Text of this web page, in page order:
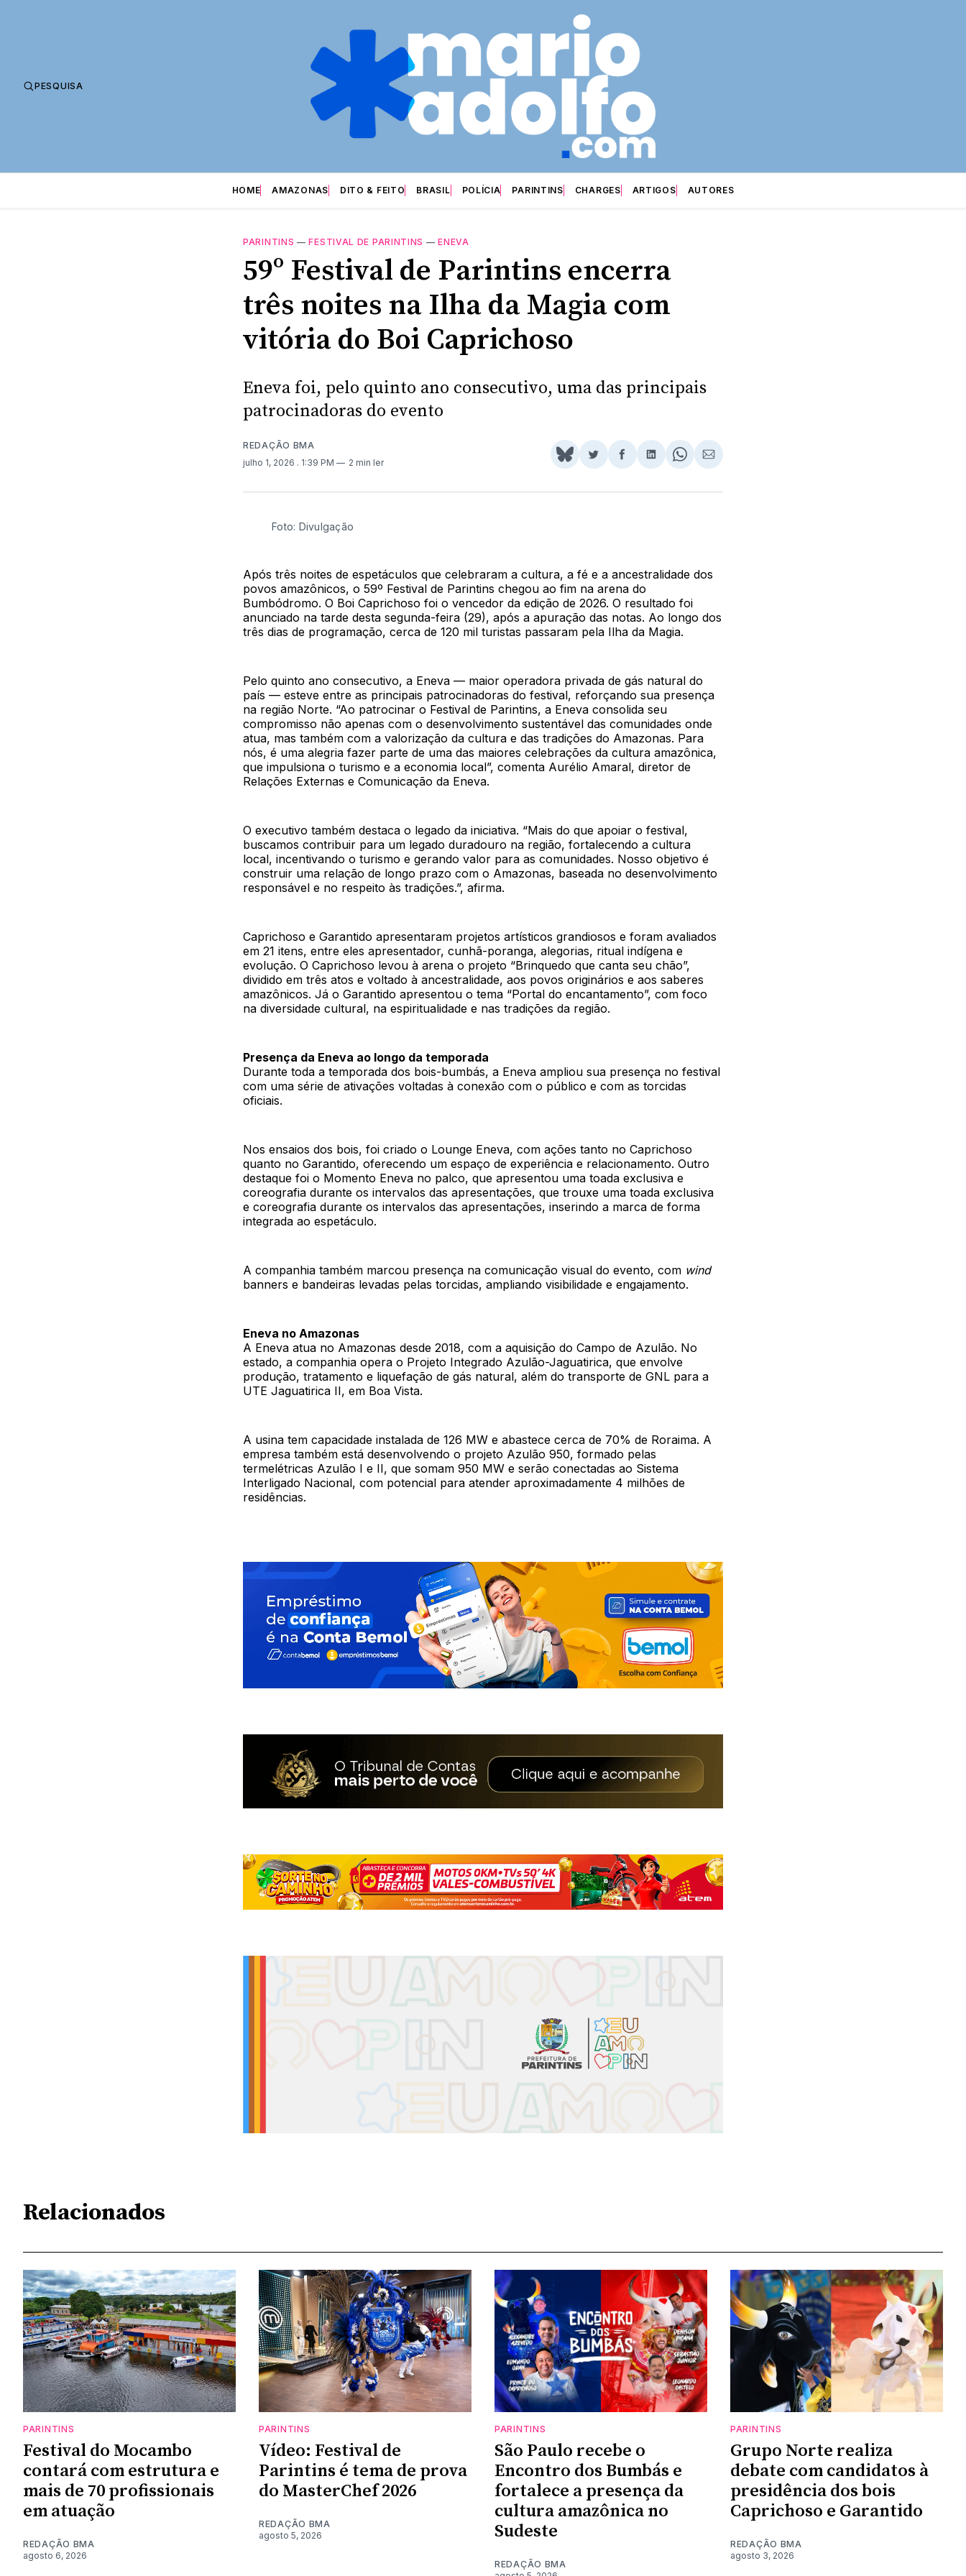
PESQUISA
HOME AMAZONAS DITO & FEITO BRASIL POLÍCIA PARINTINS CHARGES ARTIGOS AUTORES
PARINTINS —FESTIVAL DE PARINTINS —ENEVA
59º Festival de Parintins encerra
três noites na Ilha da Magia com
vitória do Boi Caprichoso
Eneva foi, pelo quinto ano consecutivo, uma das principais
patrocinadoras do evento
REDAÇÃO BMA
julho 1, 2026 . 1:39 PM 2 min ler
Share
BlueSky
Compartilhar
Twitter
Compartilhar
Facebook
Compartilhar
LinkedIn
Share
WhatsApp
Compartilhar
Email
Foto: Divulgação
Após três noites de espetáculos que celebraram a cultura, a fé e a ancestralidade dos
povos amazônicos, o 59º Festival de Parintins chegou ao fim na arena do
Bumbódromo. O Boi Caprichoso foi o vencedor da edição de 2026. O resultado foi
anunciado na tarde desta segunda-feira (29), após a apuração das notas. Ao longo dos
três dias de programação, cerca de 120 mil turistas passaram pela Ilha da Magia.
Pelo quinto ano consecutivo, a Eneva — maior operadora privada de gás natural do
país — esteve entre as principais patrocinadoras do festival, reforçando sua presença
na região Norte. “Ao patrocinar o Festival de Parintins, a Eneva consolida seu
compromisso não apenas com o desenvolvimento sustentável das comunidades onde
atua, mas também com a valorização da cultura e das tradições do Amazonas. Para
nós, é uma alegria fazer parte de uma das maiores celebrações da cultura amazônica,
que impulsiona o turismo e a economia local”, comenta Aurélio Amaral, diretor de
Relações Externas e Comunicação da Eneva.
O executivo também destaca o legado da iniciativa. “Mais do que apoiar o festival,
buscamos contribuir para um legado duradouro na região, fortalecendo a cultura
local, incentivando o turismo e gerando valor para as comunidades. Nosso objetivo é
construir uma relação de longo prazo com o Amazonas, baseada no desenvolvimento
responsável e no respeito às tradições.”, afirma.
Caprichoso e Garantido apresentaram projetos artísticos grandiosos e foram avaliados
em 21 itens, entre eles apresentador, cunhã-poranga, alegorias, ritual indígena e
evolução. O Caprichoso levou à arena o projeto “Brinquedo que canta seu chão”,
dividido em três atos e voltado à ancestralidade, aos povos originários e aos saberes
amazônicos. Já o Garantido apresentou o tema “Portal do encantamento”, com foco
na diversidade cultural, na espiritualidade e nas tradições da região.
Presença da Eneva ao longo da temporada
Durante toda a temporada dos bois-bumbás, a Eneva ampliou sua presença no festival
com uma série de ativações voltadas à conexão com o público e com as torcidas
oficiais.
Nos ensaios dos bois, foi criado o Lounge Eneva, com ações tanto no Caprichoso
quanto no Garantido, oferecendo um espaço de experiência e relacionamento. Outro
destaque foi o Momento Eneva no palco, que apresentou uma toada exclusiva e
coreografia durante os intervalos das apresentações, que trouxe uma toada exclusiva
e coreografia durante os intervalos das apresentações, inserindo a marca de forma
integrada ao espetáculo.
A companhia também marcou presença na comunicação visual do evento, com wind
banners e bandeiras levadas pelas torcidas, ampliando visibilidade e engajamento.
Eneva no Amazonas
A Eneva atua no Amazonas desde 2018, com a aquisição do Campo de Azulão. No
estado, a companhia opera o Projeto Integrado Azulão-Jaguatirica, que envolve
produção, tratamento e liquefação de gás natural, além do transporte de GNL para a
UTE Jaguatirica II, em Boa Vista.
A usina tem capacidade instalada de 126 MW e abastece cerca de 70% de Roraima. A
empresa também está desenvolvendo o projeto Azulão 950, formado pelas
termelétricas Azulão I e II, que somam 950 MW e serão conectadas ao Sistema
Interligado Nacional, com potencial para atender aproximadamente 4 milhões de
residências.
Relacionados
PARINTINS
Festival do Mocambo
contará com estrutura e
mais de 70 profissionais
em atuação
REDAÇÃO BMA
agosto 6, 2026
PARINTINS
Vídeo: Festival de
Parintins é tema de prova
do MasterChef 2026
REDAÇÃO BMA
agosto 5, 2026
PARINTINS
São Paulo recebe o
Encontro dos Bumbás e
fortalece a presença da
cultura amazônica no
Sudeste
REDAÇÃO BMA
PARINTINS
Grupo Norte realiza
debate com candidatos à
presidência dos bois
Caprichoso e Garantido
REDAÇÃO BMA
agosto 3, 2026